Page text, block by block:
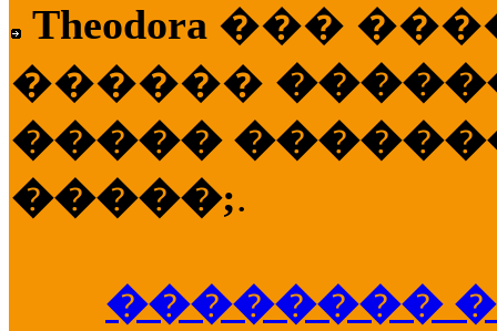
Theodora ���
������
�����
�����;.
��������